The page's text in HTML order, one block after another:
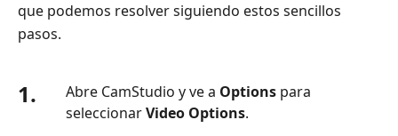
que podemos resolver siguiendo estos sencillos
pasos.
1. Abre CamStudio y ve a Options para
seleccionarVideo Options.